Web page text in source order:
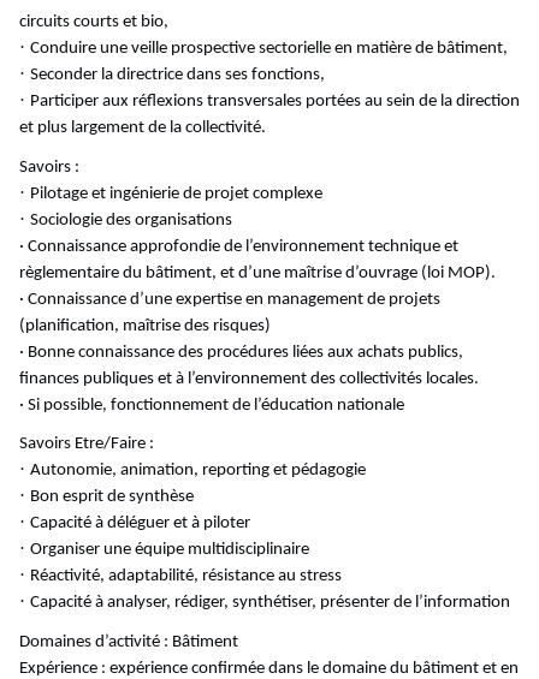
circuits courts et bio,
· Conduire une veille prospective sectorielle en matière de bâtiment,
· Seconder la directrice dans ses fonctions,
· Participer aux réflexions transversales portées au sein de la direction
et plus largement de la collectivité.
Savoirs :
· Pilotage et ingénierie de projet complexe
· Sociologie des organisations
· Connaissance approfondie de l’environnement technique et
règlementaire du bâtiment, et d’une maîtrise d’ouvrage (loi MOP).
· Connaissance d’une expertise en management de projets
(planification, maîtrise des risques)
· Bonne connaissance des procédures liées aux achats publics,
finances publiques et à l’environnement des collectivités locales.
· Si possible, fonctionnement de l’éducation nationale
Savoirs Etre/Faire :
· Autonomie, animation, reporting et pédagogie
· Bon esprit de synthèse
· Capacité à déléguer et à piloter
· Organiser une équipe multidisciplinaire
· Réactivité, adaptabilité, résistance au stress
· Capacité à analyser, rédiger, synthétiser, présenter de l’information
Domaines d’activité : Bâtiment
Expérience : expérience confirmée dans le domaine du bâtiment et en